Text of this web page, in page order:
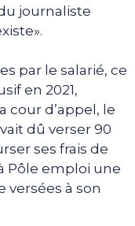
journaliste
par le salarié, ce
en 2021,
cour d’appel, le
dû verser 90
ses frais de
Pôle emploi une
versées à son